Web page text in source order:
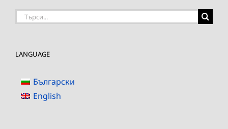
Търсене
LANGUAGE
Български
English